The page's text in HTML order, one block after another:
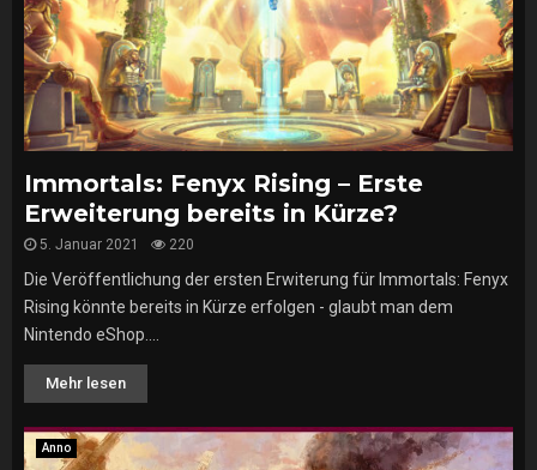
Immortals: Fenyx Rising – Erste
Erweiterung bereits in Kürze?
5. Januar 2021 220
Die Veröffentlichung der ersten Erwiterung für Immortals: Fenyx
Rising könnte bereits in Kürze erfolgen - glaubt man dem
Nintendo eShop....
Mehr lesen
Anno